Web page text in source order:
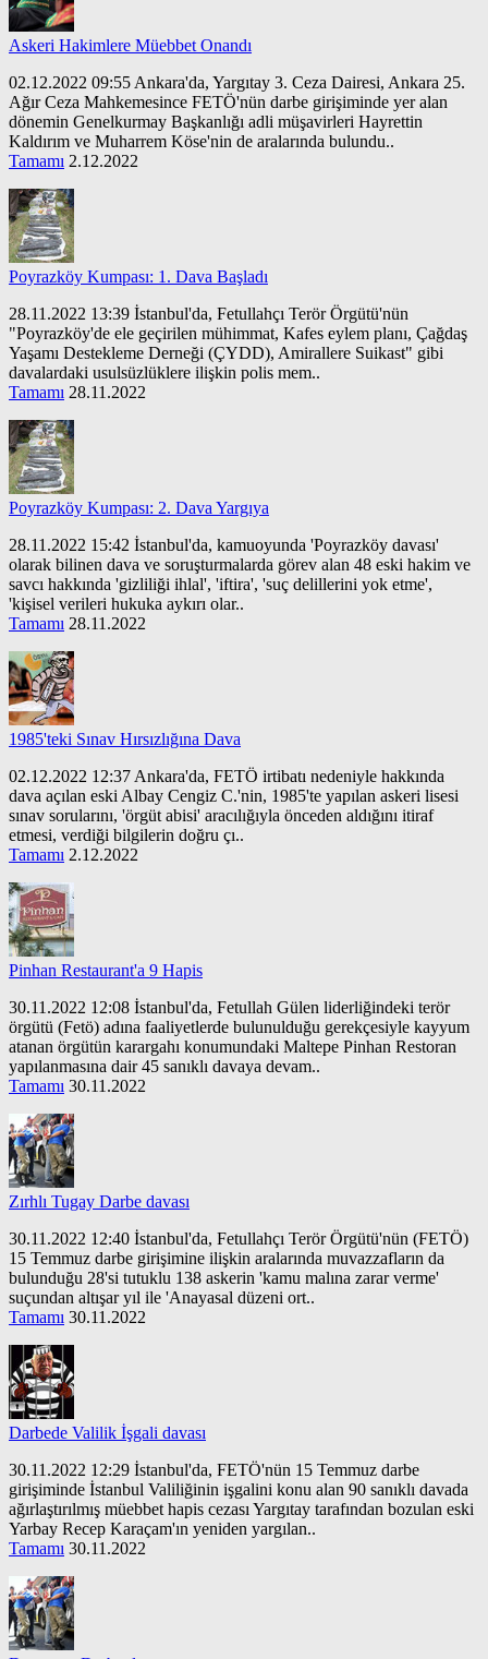
Askeri Hakimlere Müebbet Onandı
02.12.2022 09:55 Ankara'da, Yargıtay 3. Ceza Dairesi, Ankara 25.
Ağır Ceza Mahkemesince FETÖ'nün darbe girişiminde yer alan
dönemin Genelkurmay Başkanlığı adli müşavirleri Hayrettin
Kaldırım ve Muharrem Köse'nin de aralarında bulundu..
Tamamı 2.12.2022
Poyrazköy Kumpası: 1. Dava Başladı
28.11.2022 13:39 İstanbul'da, Fetullahçı Terör Örgütü'nün
"Poyrazköy'de ele geçirilen mühimmat, Kafes eylem planı, Çağdaş
Yaşamı Destekleme Derneği (ÇYDD), Amirallere Suikast" gibi
davalardaki usulsüzlüklere ilişkin polis mem..
Tamamı 28.11.2022
Poyrazköy Kumpası: 2. Dava Yargıya
28.11.2022 15:42 İstanbul'da, kamuoyunda 'Poyrazköy davası'
olarak bilinen dava ve soruşturmalarda görev alan 48 eski hakim ve
savcı hakkında 'gizliliği ihlal', 'iftira', 'suç delillerini yok etme',
'kişisel verileri hukuka aykırı olar..
Tamamı 28.11.2022
1985'teki Sınav Hırsızlığına Dava
02.12.2022 12:37 Ankara'da, FETÖ irtibatı nedeniyle hakkında
dava açılan eski Albay Cengiz C.'nin, 1985'te yapılan askeri lisesi
sınav sorularını, 'örgüt abisi' aracılığıyla önceden aldığını itiraf
etmesi, verdiği bilgilerin doğru çı..
Tamamı 2.12.2022
Pinhan Restaurant'a 9 Hapis
30.11.2022 12:08 İstanbul'da, Fetullah Gülen liderliğindeki terör
örgütü (Fetö) adına faaliyetlerde bulunulduğu gerekçesiyle kayyum
atanan örgütün karargahı konumundaki Maltepe Pinhan Restoran
yapılanmasına dair 45 sanıklı davaya devam..
Tamamı 30.11.2022
Zırhlı Tugay Darbe davası
30.11.2022 12:40 İstanbul'da, Fetullahçı Terör Örgütü'nün (FETÖ)
15 Temmuz darbe girişimine ilişkin aralarında muvazzafların da
bulunduğu 28'si tutuklu 138 askerin 'kamu malına zarar verme'
suçundan altışar yıl ile 'Anayasal düzeni ort..
Tamamı 30.11.2022
Darbede Valilik İşgali davası
30.11.2022 12:29 İstanbul'da, FETÖ'nün 15 Temmuz darbe
girişiminde İstanbul Valiliğinin işgalini konu alan 90 sanıklı davada
ağırlaştırılmış müebbet hapis cezası Yargıtay tarafından bozulan eski
Yarbay Recep Karaçam'ın yeniden yargılan..
Tamamı 30.11.2022